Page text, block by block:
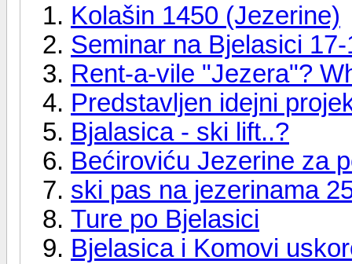
Kolašin 1450 (Jezerine)
Seminar na Bjelasici
Rent-a-vile "Jezera"?
Predstavljen idejni
Bjalasica - ski lift..?
Bećiroviću Jezerine za
ski pas na jezerinama
Ture po Bjelasici
Bjelasica i Komovi